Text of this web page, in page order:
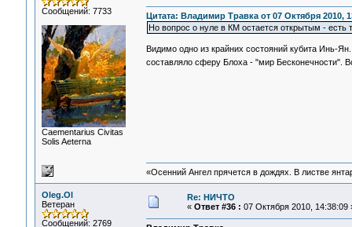
Сообщений: 7733
Сaementarius Civitas
Solis Aeterna
Цитата: Владимир Травка от 07 Октября 2010,
Но вопрос о нуле в КМ остается открытым - есть
Видимо одно из крайних состояний кубита Инь-
составляло сферу Блоха - "мир Бесконечности".
«Осенний Ангел прячется в дождях. В листве
Oleg.Ol
Ветеран
Сообщений: 2769
Re: НИЧТО
« Ответ #36 : 07 Октября 2010, 14:38:09